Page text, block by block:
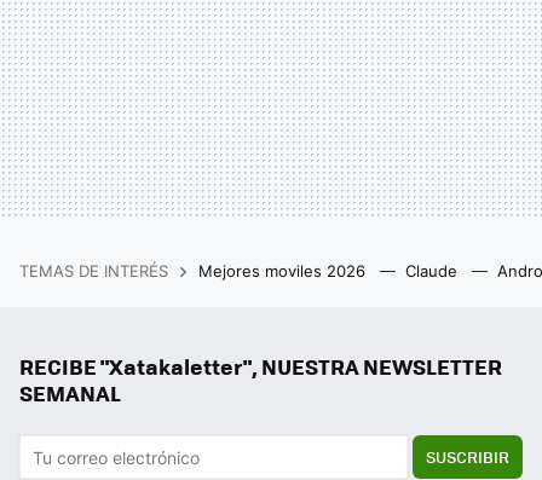
TEMAS DE INTERÉS Mejores moviles 2026 Claude
RECIBE "Xatakaletter", NUESTRA NEWSLETTER
SEMANAL
SUSCRIBIR